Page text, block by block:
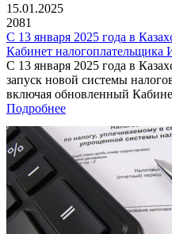
15.01.2025
2081
С 13 января 2025 года в
Кабинет
С 13 января 2025 года в
запуск новой системы
включая обновленный
Подробнее